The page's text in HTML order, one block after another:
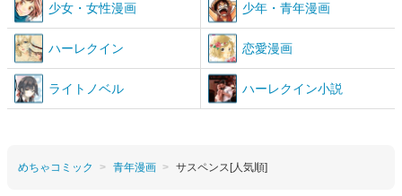
少女 ・ 女性漫画 少年 ・ 青年漫画
ハーレクイン 恋愛漫画
ライトノベル ハーレクイン小説
めちゃコミック 青年漫画 サスペンス[人気順]